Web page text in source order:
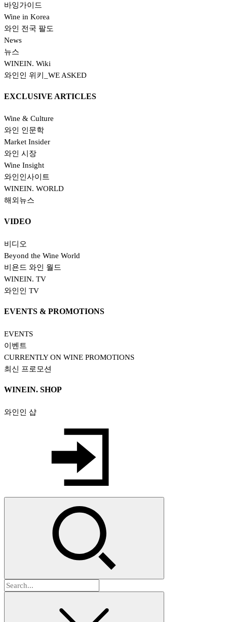
바잉가이드
Wine in Korea
와인 전국 팔도
News
뉴스
WINEIN. Wiki
와인인 위키_WE ASKED
EXCLUSIVE ARTICLES
Wine & Culture
와인 인문학
Market Insider
와인 시장
Wine Insight
와인인사이트
WINEIN. WORLD
해외뉴스
VIDEO
비디오
Beyond the Wine World
비욘드 와인 월드
WINEIN. TV
와인인 TV
EVENTS & PROMOTIONS
EVENTS
이벤트
CURRENTLY ON WINE PROMOTIONS
최신 프로모션
WINEIN. SHOP
와인인 샵
검